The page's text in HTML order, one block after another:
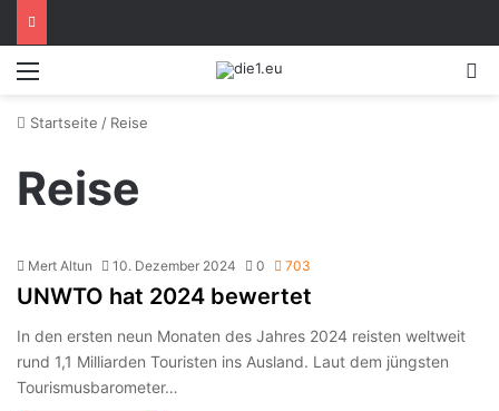
Startseite / Reise
Reise
Mert Altun 10. Dezember 2024 0 703
UNWTO hat 2024 bewertet
In den ersten neun Monaten des Jahres 2024 reisten weltweit
rund 1,1 Milliarden Touristen ins Ausland. Laut dem jüngsten
Tourismusbarometer…